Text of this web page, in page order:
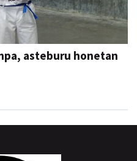
asteburu honetan